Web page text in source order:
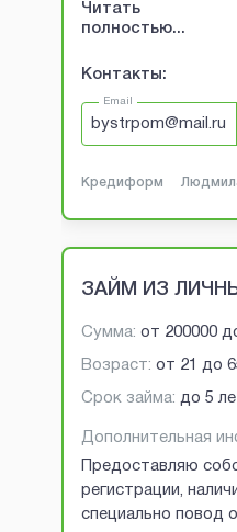
Читать
полностью...
Контакты:
Email
bystrpom@mail.ru
Кредиформ
ЗАЙМ ИЗ
Сумма: от 200000
Возраст: от 21 до
Срок займа: до 5
Дополнительная
Предоставляю
регистрации,
специально повод